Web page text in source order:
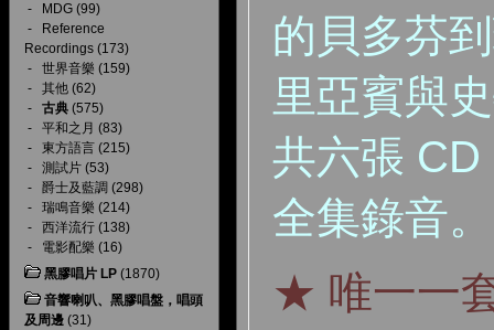
-
MDG (99)
-
Reference
Recordings (173)
- 世界音樂 (159)
- 其他 (62)
- 古典 (575)
- 平和之月 (83)
- 東方語言 (215)
- 測試片 (53)
- 爵士及藍調 (298)
- 瑞鳴音樂 (214)
- 西洋流行 (138)
- 電影配樂 (16)
黑膠唱片 LP (1870)
音響喇叭、黑膠唱盤，唱頭
及周邊 (31)
的貝多芬
里亞賓與
共六張
全集錄音。
★ 唯一一